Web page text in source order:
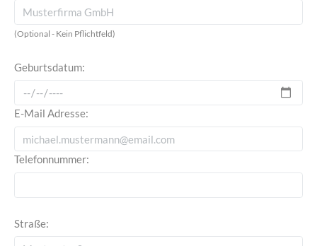
(Optional - Kein Pflichtfeld)
Geburtsdatum:
E-Mail Adresse:
Telefonnummer:
Straße: